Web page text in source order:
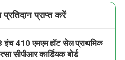
प्राप्त करें
इंच 410 एमएम हॉट सेल प्राथमिक
सीपीआर कार्डियक बोर्ड